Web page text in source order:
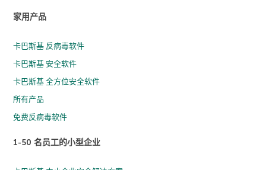
家用产品
卡巴斯基 反病毒软件
卡巴斯基 安全软件
卡巴斯基 全方位安全软件
所有产品
免费反病毒软件
1-50 名员工的小型企业